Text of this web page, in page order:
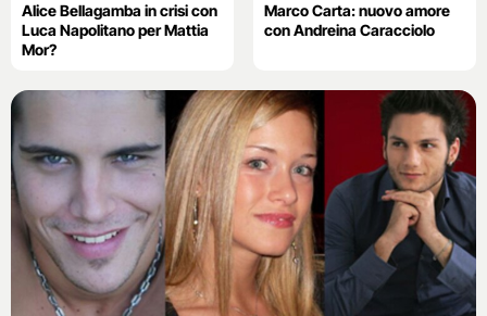
Alice Bellagamba in crisi con
Luca Napolitano per Mattia
Mor?
Marco Carta: nuovo amore
con Andreina Caracciolo